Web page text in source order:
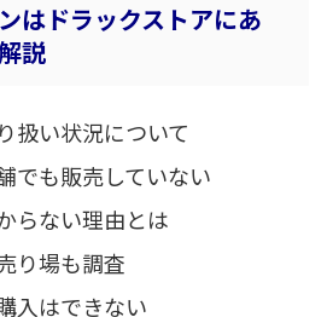
はドラックストアにあ
説
扱い状況について
でも販売していない
らない理由とは
り場も調査
入はできない